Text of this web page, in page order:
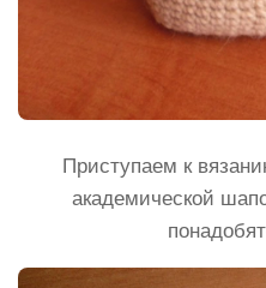
Приступаем к
академической